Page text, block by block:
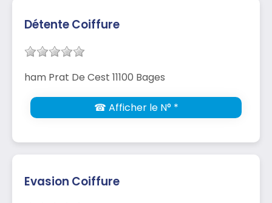
Détente Coiffure
ham Prat De Cest 11100 Bages
☎ Afficher le N° *
Evasion Coiffure